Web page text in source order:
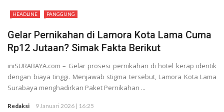
HEADLINE PANGGUNG
Gelar Pernikahan di Lamora Kota Lama Cuma
Rp12 Jutaan? Simak Fakta Berikut
iniSURABAYA.com – Gelar prosesi pernikahan di hotel kerap identik
dengan biaya tinggi. Menjawab stigma tersebut, Lamora Kota Lama
Surabaya menghadirkan Paket Pernikahan ...
Redaksi 9 Januari 2026 | 16:25